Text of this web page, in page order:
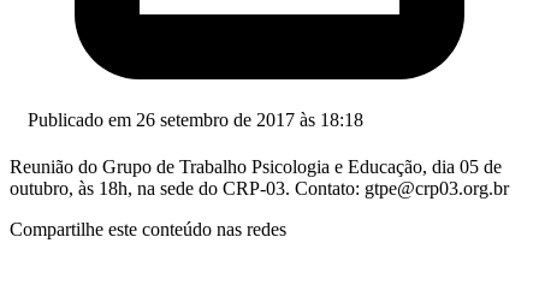
Publicado em 26 setembro de 2017 às 18:18
Reunião do Grupo de Trabalho Psicologia e Educação, dia 05 de
outubro, às 18h, na sede do CRP-03. Contato: gtpe@crp03.org.br
Compartilhe este conteúdo nas redes